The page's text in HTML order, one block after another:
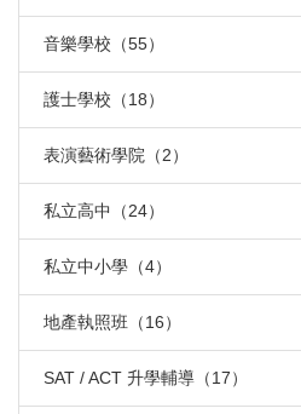
音樂學校（55）
護士學校（18）
表演藝術學院（2）
私立高中（24）
私立中小學（4）
地產執照班（16）
SAT / ACT 升學輔導（17）